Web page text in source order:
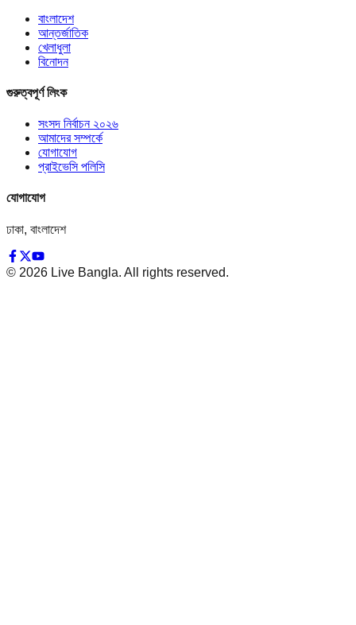
বাংলাদেশ
আন্তর্জাতিক
খেলাধুলা
বিনোদন
গুরুত্বপূর্ণ লিংক
সংসদ নির্বাচন ২০২৬
আমাদের সম্পর্কে
যোগাযোগ
প্রাইভেসি পলিসি
যোগাযোগ
ঢাকা, বাংলাদেশ
© 2026 Live Bangla. All rights reserved.